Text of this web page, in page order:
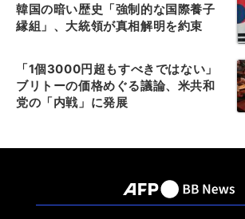
韓国の暗い歴史「強制的な国際養子
縁組」、大統領が真相解明を約束
「1個3000円超もすべきではない」
ブリトーの価格めぐる議論、米共和
党の「内戦」に発展